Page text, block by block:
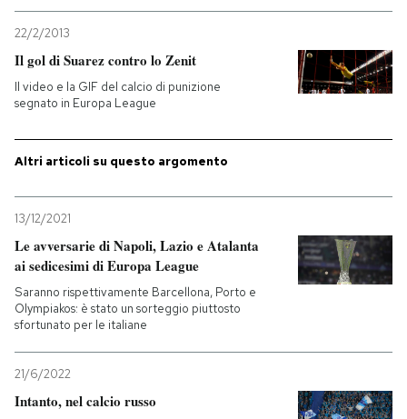
AREA PERSONALE
22/2/2013
Il gol di Suarez contro lo Zenit
Il video e la GIF del calcio di punizione
segnato in Europa League
Altri articoli su questo argomento
13/12/2021
Le avversarie di Napoli, Lazio e Atalanta
ai sedicesimi di Europa League
Saranno rispettivamente Barcellona, Porto e
Olympiakos: è stato un sorteggio piuttosto
sfortunato per le italiane
21/6/2022
Intanto, nel calcio russo